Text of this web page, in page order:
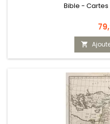
Bible -
Prix
